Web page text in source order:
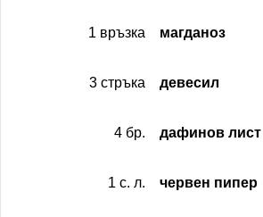
1 връзка магданоз
3 стръка девесил
4 бр. дафинов лист
1 с. л. червен пипер